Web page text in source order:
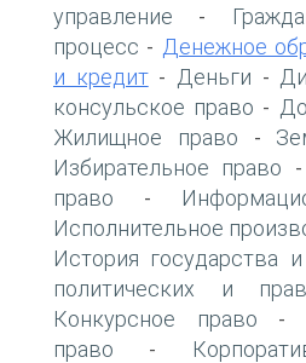
управление -
процесс - Денежное
и кредит- Деньги -
консульское право -
Жилищное право -
Избирательное право -
право -
Исполнительное
История государства
политических и
Конкурсное право -
право -